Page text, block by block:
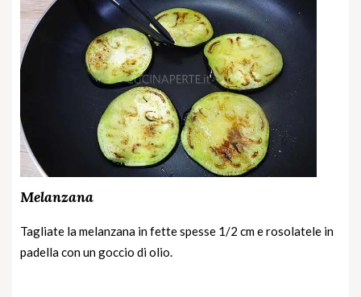
Melanzana
Tagliate la melanzana in fette spesse 1/2 cm e rosolatele in
padella con un goccio di olio.